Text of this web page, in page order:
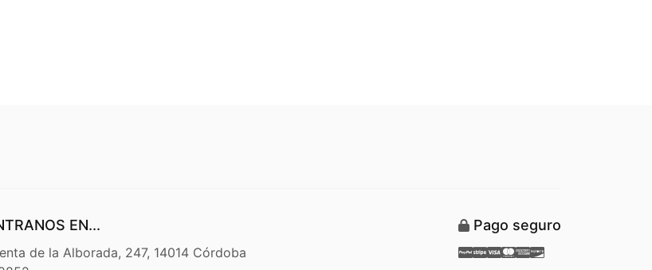
EN...
de la Alborada, 247, 14014 Córdoba
Pago seguro
Paypal
Stripe
VisaMastercard
American Express
Discover